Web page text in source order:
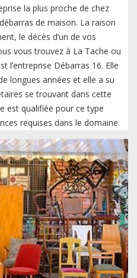
la plus proche de chez
de maison. La raison
le décès d’un de vos
vous trouvez à La Tache ou
l’entreprise Débarras 16. Elle
longues années et elle a su
se trouvant dans cette
est qualifiée pour ce type
requises dans le domaine.